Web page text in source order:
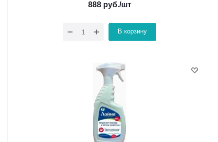
888руб./шт
В корзину